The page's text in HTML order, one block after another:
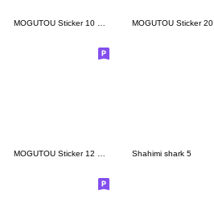
MOGUTOU Sticker 10 Correction MOGUTOU Sticker 20
Shahimi shark 5